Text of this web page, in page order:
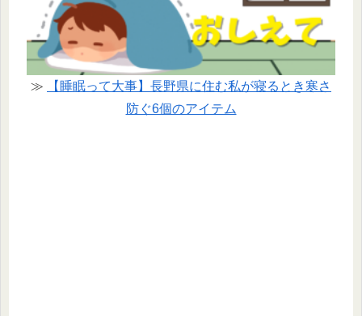
≫
【睡眠って大事】長野県に住む私が寝るとき寒さ
防ぐ6個のアイテム